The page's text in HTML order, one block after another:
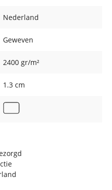
Nederland
Geweven
2400 gr/m²
1.3 cm